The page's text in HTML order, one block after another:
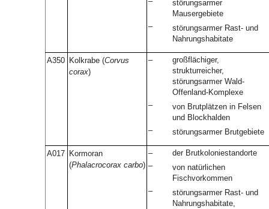
störungsarmer
Mausergebiete
–
störungsarmer Rast- und
Nahrungshabitate
A350 Kolkrabe (Corvus
corax)
–
großflächiger,
strukturreicher,
störungsarmer Wald-
Offenland-Komplexe
–
von Brutplätzen in Felsen
und Blockhalden
–
störungsarmer Brutgebiete
A017 Kormoran
(Phalacrocorax carbo)
–
der Brutkoloniestandorte
–
von natürlichen
Fischvorkommen
–
störungsarmer Rast- und
Nahrungshabitate,